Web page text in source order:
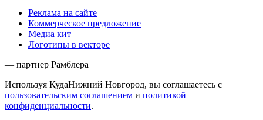
Реклама на сайте
Коммерческое предложение
Медиа кит
Логотипы в векторе
— партнер Рамблера
Используя КудаНижний Новгород, вы соглашаетесь с
пользовательским соглашением и политикой
конфиденциальности.